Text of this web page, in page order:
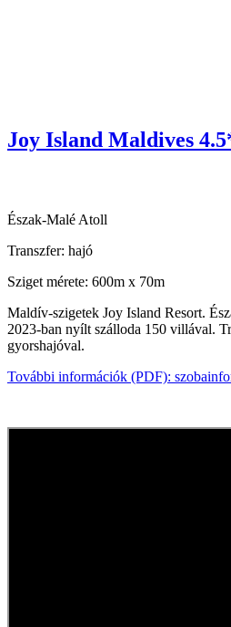
Joy Island Maldives
Észak-Malé Atoll
Transzfer: hajó
Sziget mérete: 600m x 70m
Maldív-szigetek Joy Island Resort.
2023-ban nyílt szálloda 150 villával.
gyorshajóval.
További információk (PDF):